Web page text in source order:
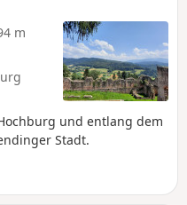
m
und entlang dem
Stadt.